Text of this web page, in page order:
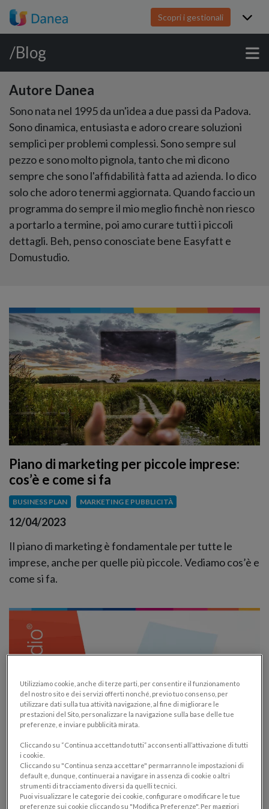
Scopri i gestionali
/Blog
Autore Danea
Sono nata nel 1995 da un'idea a due passi da Padova.
Sono dinamica, entusiasta e adoro creare soluzioni
semplici per problemi complessi. Sono sempre sul
pezzo e sono molto pignola, tanto che mi dicono
sempre che sono l'affidabilità fatta ad azienda. Io dico
solo che adoro tenermi aggiornata. Quando faccio un
programma do sempre il mio meglio finchè non riesco
a portarlo a termine, poi amo curare tutti i piccoli
dettagli. Beh, penso conosciate bene Easyfatt e
Domustudio.
Piano di marketing per piccole imprese:
cos’è e come si fa
BUSINESS PLAN MARKETING E PUBBLICITÀ
12/04/2023
Il piano di marketing è fondamentale per tutte le
imprese, anche per quelle più piccole. Vediamo cos’è e
come si fa.
Come far funzionare il Danea Cloud
Connector sui più recenti Mac
DOMUSTUDIO
Utilizziamo cookie, anche di terze parti, per consentire il funzionamento
del nostro sito e dei servizi offerti nonché, previo tuo consenso, per
utilizzare dati sulla tua attività navigazione, al fine di migliorare le
prestazioni del Sito, personalizzare la navigazione sulla base delle tue
preferenze, e inviare pubblicità mirata.
Cliccando su “Continua accettando tutti” acconsenti all’attivazione di tutti
i cookie.
Cliccando su "Continua senza accettare" permarranno le impostazioni di
default e, dunque, continuerai a navigare in assenza di cookie o altri
strumenti di tracciamento diversi da quelli tecnici.
Puoi visualizzare le categorie dei cookie, configurare o modificare le tue
preferenze sui cookie cliccando su "Modifica Preferenze". Per maggiori